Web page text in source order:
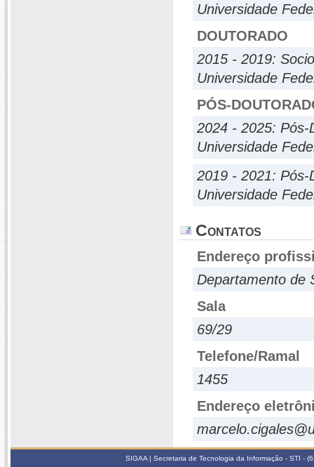
Universidade
DOUTORADO
2015 - 2019:
Universidade
PÓS-
2024 - 2025: Pós-
Universidade
2019 - 2021: Pós-
Universidade
Contatos
Endereço
Departamento de
Sala
69/29
Telefone/Ramal
1455
Endereço
SIGAA | Secretaria de Tecnologia da Informação - STI -